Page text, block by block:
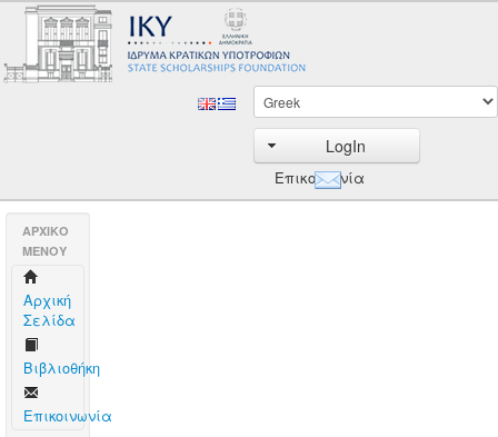
LogIn
Επικοινωνία
AΡΧΙΚΟ
ΜΕΝΟΥ
Aρχική
Σελίδα
Βιβλιοθήκη
Επικοινωνία